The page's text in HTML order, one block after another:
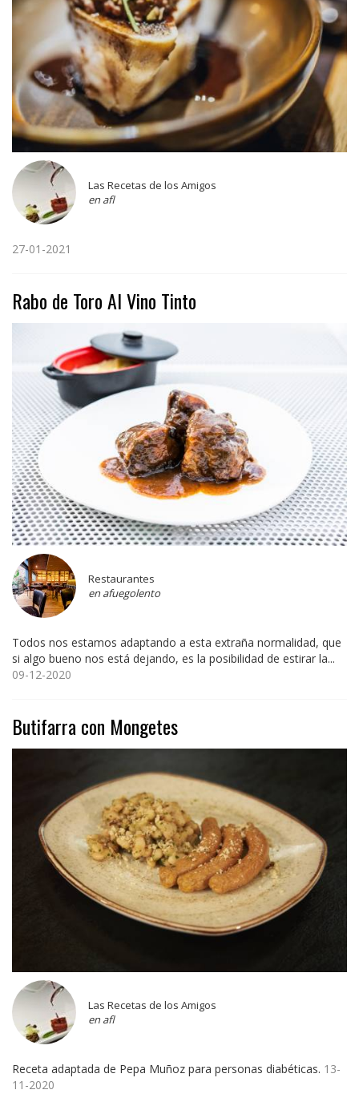
Las Recetas de los Amigos
en afl
27-01-2021
Rabo de Toro Al Vino Tinto
Restaurantes
en afuegolento
Todos nos estamos adaptando a esta extraña normalidad, que
si algo bueno nos está dejando, es la posibilidad de estirar la...
09-12-2020
Butifarra con Mongetes
Las Recetas de los Amigos
en afl
Receta adaptada de Pepa Muñoz para personas diabéticas. 13-
11-2020